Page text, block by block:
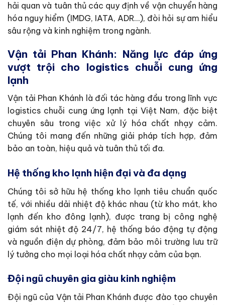
hải quan và tuân thủ các quy định về vận chuyển hàng
hóa nguy hiểm (IMDG, IATA, ADR…), đòi hỏi sự am hiểu
sâu rộng và kinh nghiệm trong ngành.
Vận tải Phan Khánh: Năng lực đáp ứng
vượt trội cho logistics chuỗi cung ứng
lạnh
Vận tải Phan Khánh là đối tác hàng đầu trong lĩnh vực
logistics chuỗi cung ứng lạnh tại Việt Nam, đặc biệt
chuyên sâu trong việc xử lý hóa chất nhạy cảm.
Chúng tôi mang đến những giải pháp tích hợp, đảm
bảo an toàn, hiệu quả và tuân thủ tối đa.
Hệ thống kho lạnh hiện đại và đa dạng
Chúng tôi sở hữu hệ thống kho lạnh tiêu chuẩn quốc
tế, với nhiều dải nhiệt độ khác nhau (từ kho mát, kho
lạnh đến kho đông lạnh), được trang bị công nghệ
giám sát nhiệt độ 24/7, hệ thống báo động tự động
và nguồn điện dự phòng, đảm bảo môi trường lưu trữ
lý tưởng cho mọi loại hóa chất nhạy cảm của bạn.
Đội ngũ chuyên gia giàu kinh nghiệm
Đội ngũ của Vận tải Phan Khánh được đào tạo chuyên